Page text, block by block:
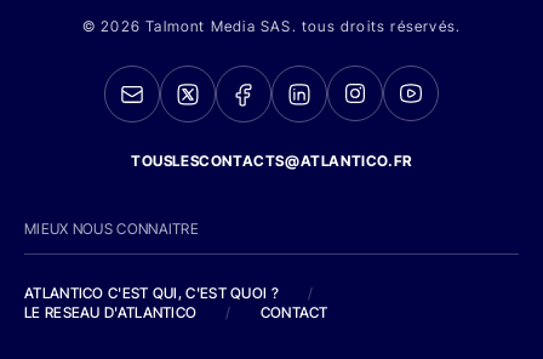
© 2026 Talmont Media SAS. tous droits réservés.
TOUSLESCONTACTS@ATLANTICO.FR
MIEUX NOUS CONNAITRE
ATLANTICO C'EST QUI, C'EST QUOI ?
/
LE RESEAU D'ATLANTICO
/ CONTACT